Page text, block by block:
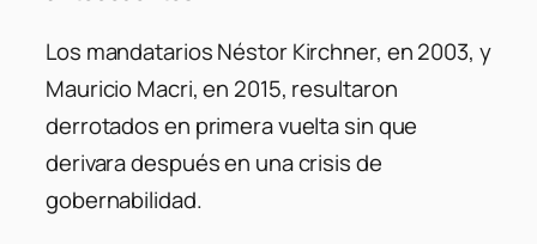
Los mandatarios Néstor Kirchner, en 2003, y
Mauricio Macri, en 2015, resultaron
derrotados en primera vuelta sin que
derivara después en una crisis de
gobernabilidad.